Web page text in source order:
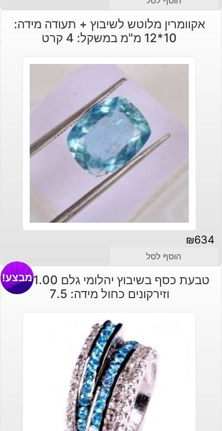
המקורי
היה:
הנוכחי
הוא:
אקוומרין מלוטש לשיבוץ + תעודה מידה:
10*12 מ"מ במשקל: 4 קרט
₪634
הוסף לסל
טבעת כסף בשיבוץ יהלומי גלם 1.00 קרט
וזירקונים כחול מידה: 7.5
מבצע!